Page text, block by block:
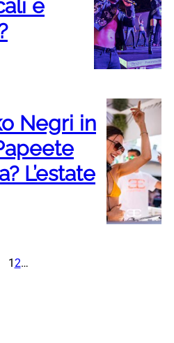
e
Negri in
L’estate
12…